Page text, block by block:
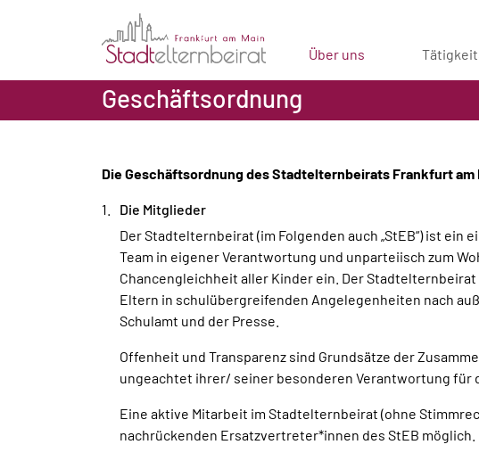
Über uns
Geschäftsordnung
Die Geschäftsordnung des Stadtelternbeirats Frankfurt am
Die Mitglieder
Der Stadtelternbeirat (im Folgenden auch „StEB“) ist
Team in eigener Verantwortung und unparteiisch zum
Chancengleichheit aller Kinder ein. Der
Eltern in schulübergreifenden Angelegenheiten nach
Schulamt und der Presse.
Offenheit und Transparenz sind Grundsätze der
ungeachtet ihrer/ seiner besonderen Verantwortung für
Eine aktive Mitarbeit im Stadtelternbeirat (ohne
nachrückenden Ersatzvertreter*innen des StEB möglich.